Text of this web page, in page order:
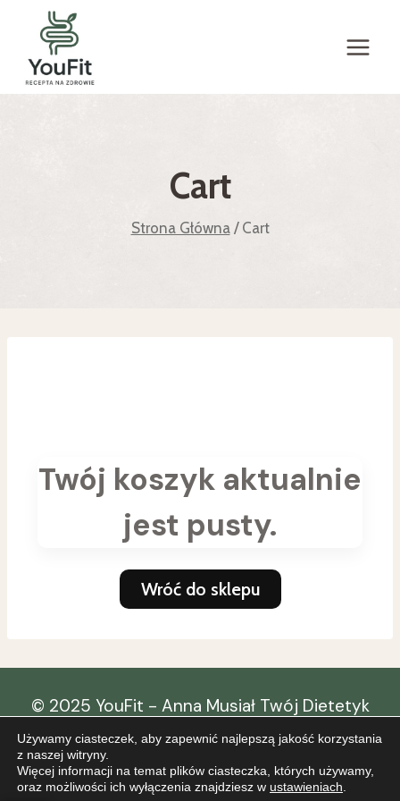
Cart
Strona Główna / Cart
Twój koszyk aktualnie
jest pusty.
Wróć do sklepu
© 2025 YouFit - Anna Musiał Twój Dietetyk
Szczecin
Projekt i realizacja:
Używamy ciasteczek, aby zapewnić najlepszą jakość korzystania
z naszej witryny.
Więcej informacji na temat plików ciasteczka, których używamy,
oraz możliwości ich wyłączenia znajdziesz w ustawieniach